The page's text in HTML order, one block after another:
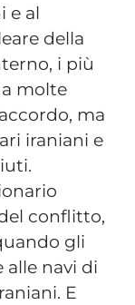
e al
della
i più
molte
ma
iraniani e
conflitto,
gli
alle navi di
E